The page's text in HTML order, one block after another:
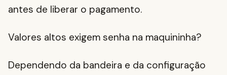
antes de liberar o pagamento.
Valores altos exigem senha na maquininha?
Dependendo da bandeira e da configuração